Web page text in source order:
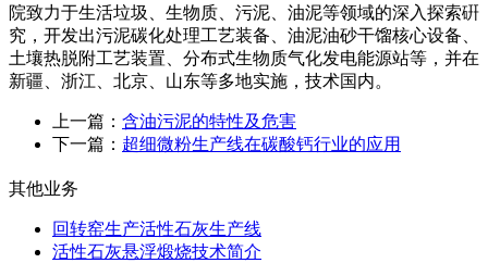
院致力于生活垃圾、生物质、污泥、油泥等领域的深入探索硏
究，开发出污泥碳化处理工艺装备、油泥油砂干馏核心设备、
土壤热脱附工艺装置、分布式生物质气化发电能源站等，并在
新疆、浙江、北京、山东等多地实施，技术国内。
上一篇： 含油污泥的特性及危害
下一篇： 超细微粉生产线在碳酸钙行业的应用
其他业务
回转窑生产活性石灰生产线
活性石灰悬浮煅烧技术简介